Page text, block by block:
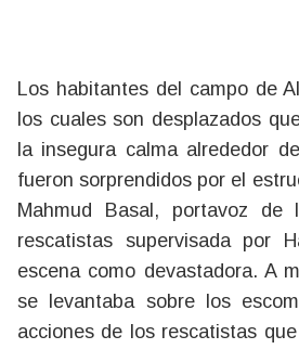
Los habitantes del campo de
los cuales son desplazados
la insegura calma alrededor
fueron sorprendidos por el
Mahmud Basal, portavoz de
rescatistas supervisada por
escena como devastadora. A
se levantaba sobre los
acciones de los rescatistas